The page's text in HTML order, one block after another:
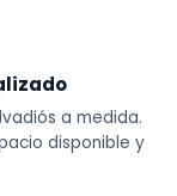
a medida.
disponible y